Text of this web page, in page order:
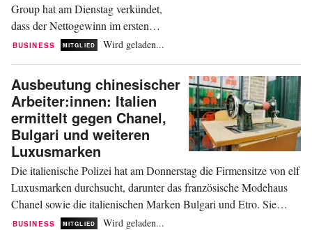
Group hat am Dienstag verkündet,
dass der Nettogewinn im ersten
Halbjahr um 5,8 Prozent auf 16
Unternehmen erklärte jedoch, dass der
jüngste Umsatzanstieg „eine deutliche
Verbesserung der Rentabilität im
zweiten Halbjahr“ ermöglichen werde.
Im...
BUSINESS MITGLIED Wird geladen...
Ausbeutung chinesischer
Arbeiter:innen: Italien
ermittelt gegen Chanel,
Bulgari und weiteren
Luxusmarken
Die italienische Polizei hat am Donnerstag die Firmensitze von elf
Luxusmarken durchsucht, darunter das französische Modehaus
Chanel sowie die italienischen Marken Bulgari und Etro. Sie
stehen im Verdacht, Subunternehmer beauftragt zu haben, die
BUSINESS MITGLIED Wird geladen...